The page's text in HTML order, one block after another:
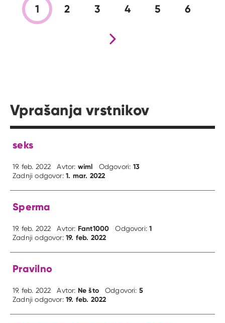
1 2 3 4 5 6
Nova stran
Vprašanja vrstnikov
seks
19. feb. 2022 Avtor: wiml Odgovori: 13
Zadnji odgovor:1. mar. 2022
Sperma
19. feb. 2022 Avtor: Fant1000 Odgovori:1
Zadnji odgovor:19. feb. 2022
Pravilno
19. feb. 2022 Avtor: Ne što Odgovori: 5
Zadnji odgovor:19. feb. 2022